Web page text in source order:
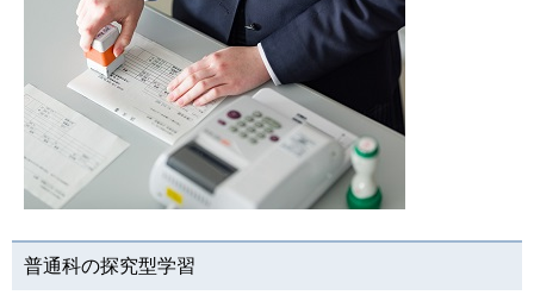
普通科の探究型学習